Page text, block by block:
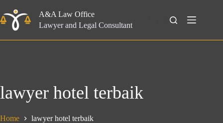
to
content
A&A Law Office
Lawyer and Legal Consultant
Search
lawyer hotel terbaik
Home lawyer hotel terbaik